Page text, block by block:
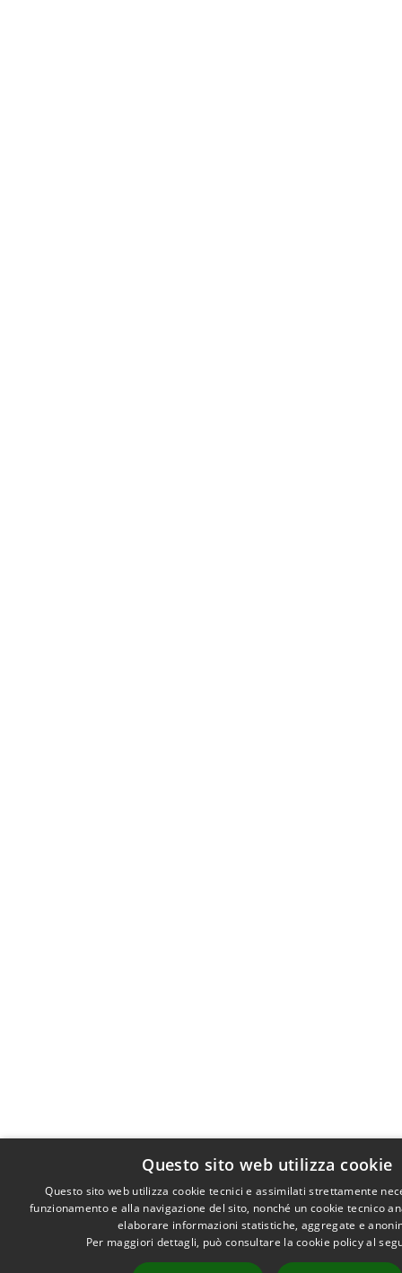
Questo sito web utilizza cookie
Questo sito web utilizza cookie tecnici e assimilati strettamente
funzionamento e alla navigazione del sito, nonché un cookie tecnico
elaborare informazioni statistiche, aggregate e
Per maggiori dettagli, può consultare la cookie policy al